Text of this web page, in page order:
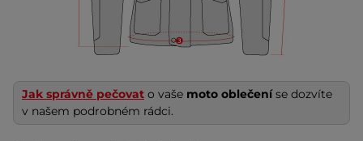
Jak správně pečovat o vaše moto oblečeníse dozvíte
v našem podrobném rádci.